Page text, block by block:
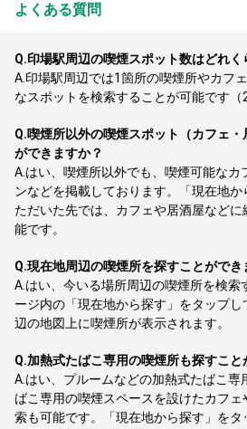
よくある質問
Q.印場駅周辺の喫煙スポット数はどれく
A. 印場駅周辺では1箇所の喫煙所やカフ
なスポットを検索することが可能です（
Q.喫煙所以外の喫煙スポット（カフェ
ができますか？
A. はい、喫煙所以外でも、喫煙可能なカ
ンなどを掲載しております。「現在地
ただいた先では、カフェや居酒屋など
能です。
Q.現在地周辺の喫煙所を探すことができ
A. はい、今いる場所周辺の喫煙所を検索
ージ内の「現在地から探す」をタップ
辺の地図上に喫煙所が表示されます。
Q.加熱式たばこ専用の喫煙所も探すこと
A. はい、プルームなどの加熱式たばこ専
ばこ専用の喫煙スペースを設けたカフ
索も可能です。「現在地から探す」を